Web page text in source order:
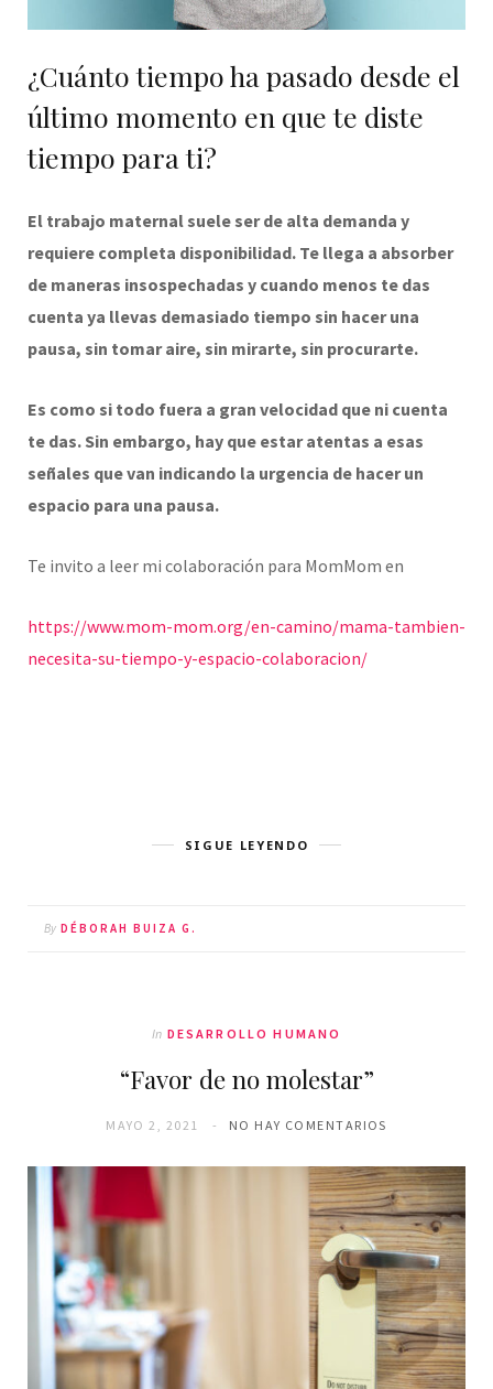
¿Cuánto tiempo ha pasado desde el
último momento en que te diste
tiempo para ti?
El trabajo maternal suele ser de alta demanda y
requiere completa disponibilidad. Te llega a absorber
de maneras insospechadas y cuando menos te das
cuenta ya llevas demasiado tiempo sin hacer una
pausa, sin tomar aire, sin mirarte, sin procurarte.
Es como si todo fuera a gran velocidad que ni cuenta
te das. Sin embargo, hay que estar atentas a esas
señales que van indicando la urgencia de hacer un
espacio para una pausa.
Te invito a leer mi colaboración para MomMom en
https://www.mom-mom.org/en-camino/mama-tambien-
necesita-su-tiempo-y-espacio-colaboracion/
SIGUE LEYENDO
By DÉBORAH BUIZA G.
In DESARROLLO HUMANO
“Favor de no molestar”
MAYO 2, 2021 NO HAY COMENTARIOS